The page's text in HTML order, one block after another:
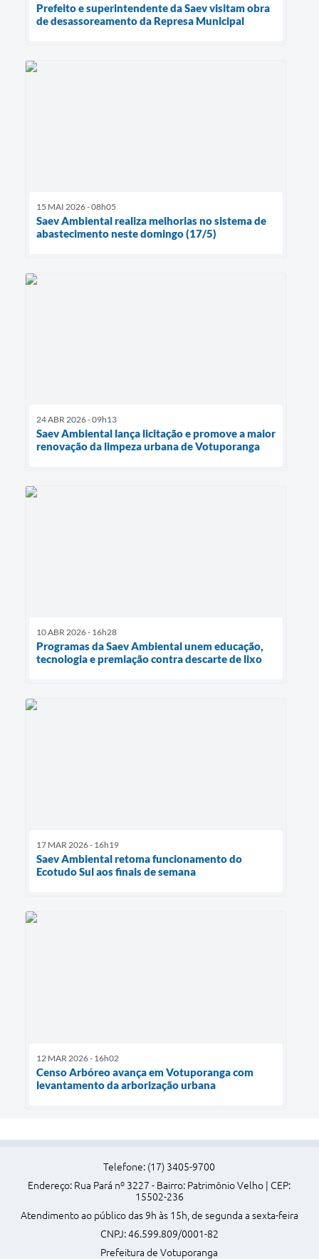
Prefeito e superintendente da Saev visitam obra
de desassoreamento da Represa Municipal
15 MAI 2026 - 08h05
Saev Ambiental realiza melhorias no sistema de
abastecimento neste domingo (17/5)
24 ABR 2026 - 09h13
Saev Ambiental lança licitação e promove a maior
renovação da limpeza urbana de Votuporanga
10 ABR 2026 - 16h28
Programas da Saev Ambiental unem educação,
tecnologia e premiação contra descarte de lixo
17 MAR 2026 - 16h19
Saev Ambiental retoma funcionamento do
Ecotudo Sul aos finais de semana
12 MAR 2026 - 16h02
Censo Arbóreo avança em Votuporanga com
levantamento da arborização urbana
Telefone: (17) 3405-9700
Endereço: Rua Pará nº 3227 - Bairro: Patrimônio Velho | CEP:
15502-236
Atendimento ao público das 9h às 15h, de segunda a sexta-feira
CNPJ: 46.599.809/0001-82
Prefeitura de Votuporanga